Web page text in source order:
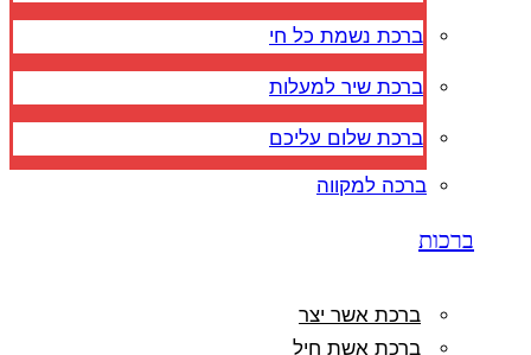
ברכת נשמת כל חי
ברכת שיר למעלות
ברכת שלום עליכם
ברכה למקווה
ברכות
ברכת אשר יצר
ברכת אשת חיל